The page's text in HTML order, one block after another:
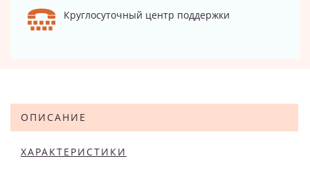
Круглосуточный центр поддержки
ОПИСАНИЕ
ХАРАКТЕРИСТИКИ